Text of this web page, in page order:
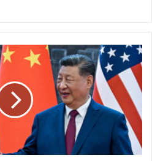
الصين
تدعو
لإعادة
فتح
الممرات
البحرية
ووقف
إطلاق
النار